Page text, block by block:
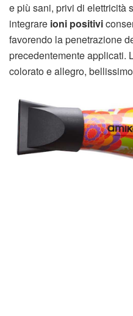
e più sani, privi di elettricità
integrare ioni positivi
favorendo la penetrazione
precedentemente applicati.
colorato e allegro,